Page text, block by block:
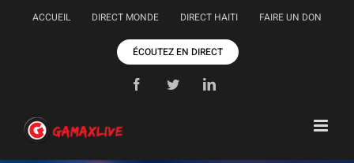
PasserACCUEIL DIRECT MONDE DIRECT HAITI FAIRE UN DON
ÉCOUTEZ EN DIRECT
FacebookTwitterLinkedIn